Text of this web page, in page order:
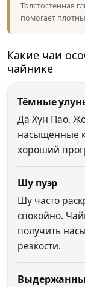
Толстостенная
помогает
Какие чаи
чайнике
Тёмные
Да Хун Пао,
насыщенные
хороший
Шу пуэр
Шу часто
спокойно.
получить
резкости.